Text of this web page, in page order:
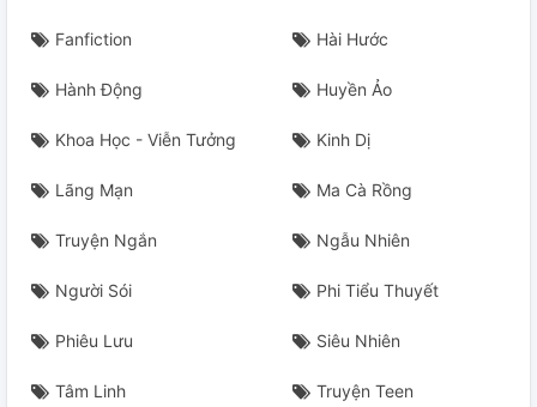
Fanfiction Hài Hước
Hành Động Huyền Ảo
Khoa Học - Viễn Tưởng Kinh Dị
Lãng Mạn Ma Cà Rồng
Truyện Ngắn Ngẫu Nhiên
Người Sói Phi Tiểu Thuyết
Phiêu Lưu Siêu Nhiên
Tâm Linh Truyện Teen